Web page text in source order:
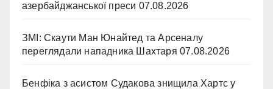
азербайджанської преси 07.08.2026
ЗМІ: Скаути Ман Юнайтед та Арсеналу
переглядали нападника Шахтаря 07.08.2026
Бенфіка з асистом Судакова знищила Хартс у